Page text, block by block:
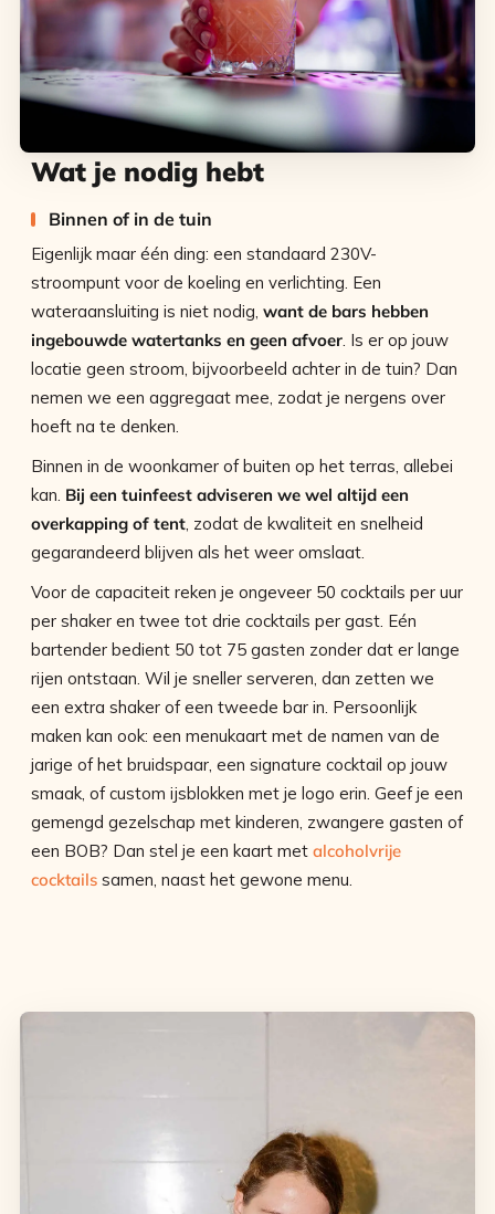
Wat je nodig hebt
Binnen of in de tuin
Eigenlijk maar één ding: een standaard 230V-
stroompunt voor de koeling en verlichting. Een
wateraansluiting is niet nodig, want de bars hebben
ingebouwde watertanks en geen afvoer . Is er op jouw
locatie geen stroom, bijvoorbeeld achter in de tuin? Dan
nemen we een aggregaat mee, zodat je nergens over
hoeft na te denken.
Binnen in de woonkamer of buiten op het terras, allebei
kan. Bij een tuinfeest adviseren we wel altijd een
overkapping of tent , zodat de kwaliteit en snelheid
gegarandeerd blijven als het weer omslaat.
Voor de capaciteit reken je ongeveer 50 cocktails per uur
per shaker en twee tot drie cocktails per gast. Eén
bartender bedient 50 tot 75 gasten zonder dat er lange
rijen ontstaan. Wil je sneller serveren, dan zetten we
een extra shaker of een tweede bar in. Persoonlijk
maken kan ook: een menukaart met de namen van de
jarige of het bruidspaar, een signature cocktail op jouw
smaak, of custom ijsblokken met je logo erin. Geef je een
gemengd gezelschap met kinderen, zwangere gasten of
een BOB? Dan stel je een kaart met alcoholvrije
cocktails samen, naast het gewone menu.